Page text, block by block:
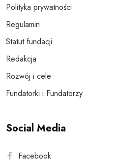
Polityka prywatności
Regulamin
Statut fundacji
Redakcja
Rozwój i cele
Fundatorki i Fundatorzy
Social Media
Facebook